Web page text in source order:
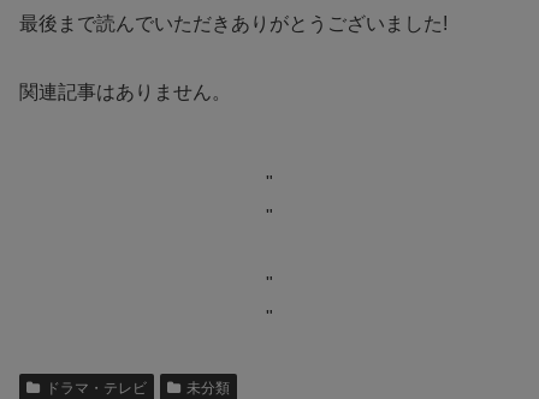
最後まで読んでいただきありがとうございました!
関連記事はありません。
"
"
"
"
ドラマ・テレビ 未分類